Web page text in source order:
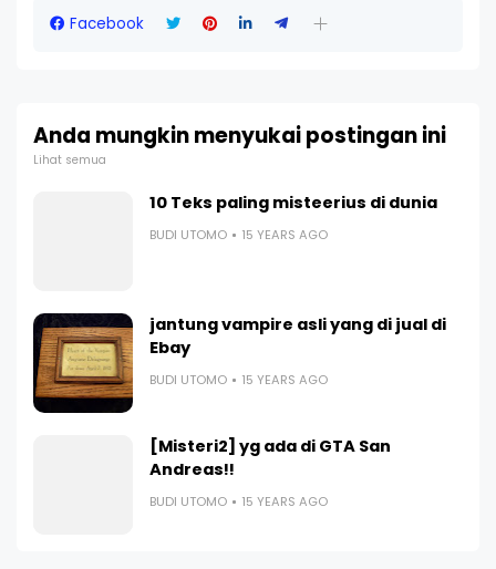
Facebook
Anda mungkin menyukai postingan ini
Lihat semua
10 Teks paling misteerius di dunia
BUDI UTOMO 15 YEARS AGO
jantung vampire asli yang di jual di
Ebay
BUDI UTOMO 15 YEARS AGO
[Misteri2] yg ada di GTA San
Andreas!!
BUDI UTOMO 15 YEARS AGO